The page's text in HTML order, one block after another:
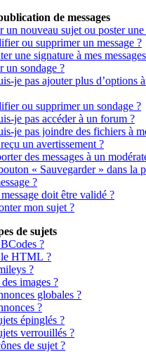
de messages
un nouveau sujet ou poster une
ou supprimer un message ?
une signature à mes
un sondage ?
je pas ajouter plus d’options
ou supprimer un sondage ?
je pas accéder à un forum ?
je pas joindre des fichiers à
un avertissement ?
des messages à un
« Sauvegarder » dans la
?
doit être validé ?
mon sujet ?
de sujets
?
le HTML ?
?
images ?
globales ?
?
épinglés ?
verrouillés ?
de sujet ?